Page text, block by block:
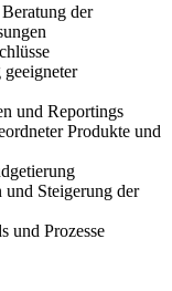
der
und Reportings
Produkte und
Steigerung der
und Prozesse